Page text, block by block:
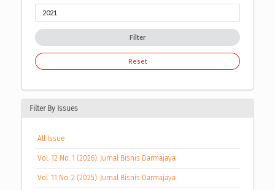
Filter
Reset
Filter By Issues
All Issue
Vol. 12 No. 1 (2026): Jurnal Bisnis Darmajaya
Vol. 11 No. 2 (2025): Jurnal Bisnis Darmajaya